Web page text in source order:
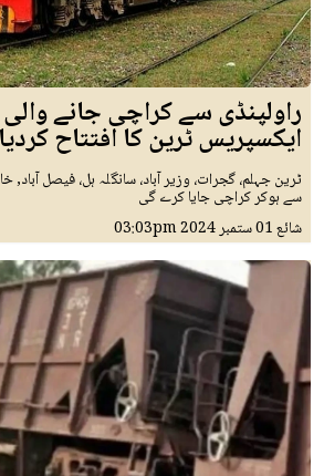
راولپنڈی سے کراچی جانے
ایکسپریس ٹرین کا افتتاح
ٹرین جہلم، گجرات، وزیر آباد، سانگلہ ہل، فیصل آباد,
سے ہوکر کراچی جایا کرے گی
شائع01 ستمبر 2024 03:03pm